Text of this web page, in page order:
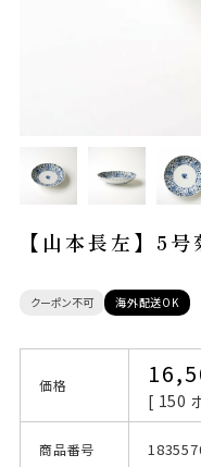
【山本長左】5
クーポン不可 海外配送OK
価格
[ 150
商品番号